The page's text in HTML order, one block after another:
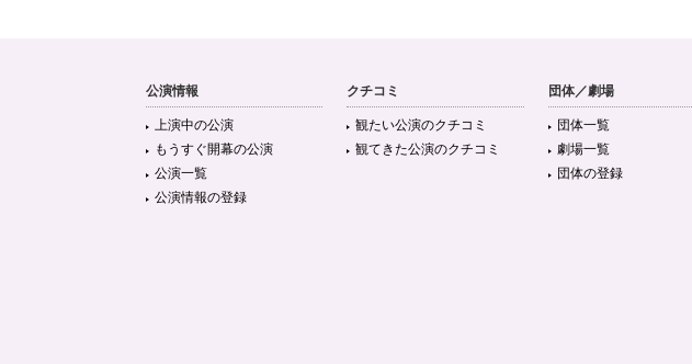
公演情報
上演中の公演
もうすぐ開幕の公演
公演一覧
公演情報の登録
クチコミ
観たい公演のクチコミ
観てきた公演のクチコミ
団体／劇場
団体一覧
劇場一覧
団体の登録